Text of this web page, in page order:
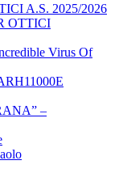
A.S. 2025/2026
OTTICI
Virus Of
–